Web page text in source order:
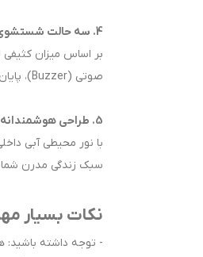
4. سه حالت شستشوی هوشمند:
صوتی (Buzzer)، پایان عملیات را به شما اعلام کرده و به صورت خودکار خاموش می‌شود تا در مصرف انرژی صرفه‌جویی شود.
5. طراحی هوشمندانه و مدرن:
سبک زندگی مدرن
نکات بسیار
- توجه داشته باشید: